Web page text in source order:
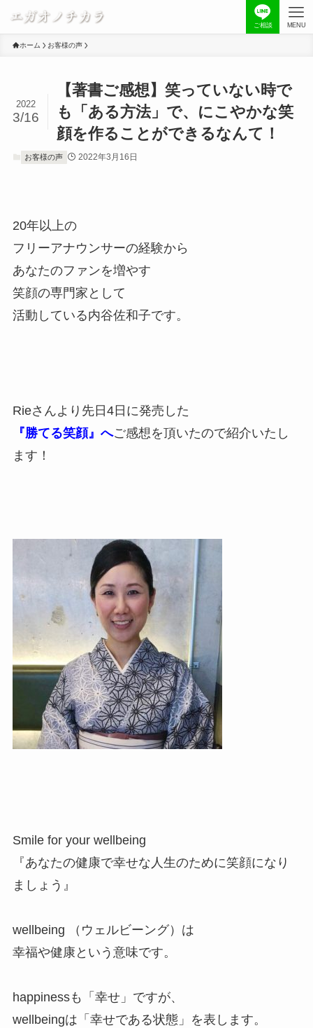
ご相談 MENU
ホーム お客様の声
【著書ご感想】笑っていない時で
も「ある方法」で、にこやかな笑
顔を作ることができるなんて！
2022
3/16
お客様の声 2022年3月16日
20年以上の
フリーアナウンサーの経験から
あなたのファンを増やす
笑顔の専門家として
活動している内谷佐和子です。
Rieさんより先日4日に発売した
『勝てる笑顔』へご感想を頂いたので紹介いたし
ます！
Smile for your wellbeing
『あなたの健康で幸せな人生のために笑顔になり
ましょう』
wellbeing （ウェルビーング）は
幸福や健康という意味です。
happinessも「幸せ」ですが、
wellbeingは「幸せである状態」を表します。